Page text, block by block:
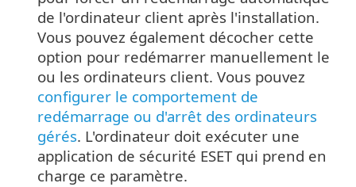
de l'ordinateur client après l'installation.
Vous pouvez également décocher cette
option pour redémarrer manuellement le
ou les ordinateurs client. Vous pouvez
configurer le comportement de
redémarrage ou d'arrêt des ordinateurs
gérés. L'ordinateur doit exécuter une
application de sécurité ESET qui prend en
charge ce paramètre.